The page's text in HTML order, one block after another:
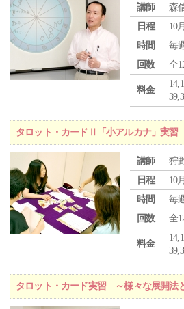
講師
森
日程
10
時間
毎
回数
全
料金
タロット・カードⅡ「小アルカナ」実習
講師
狩
日程
10
時間
毎
回数
全
料金
タロット・カード実習 ～様々な展開法